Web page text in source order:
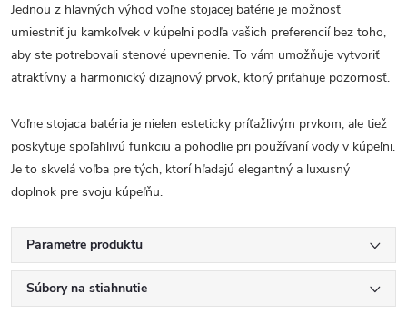
Jednou z hlavných výhod voľne stojacej batérie je možnosť
umiestniť ju kamkoľvek v kúpeľni podľa vašich preferencií bez toho,
aby ste potrebovali stenové upevnenie. To vám umožňuje vytvoriť
atraktívny a harmonický dizajnový prvok, ktorý priťahuje pozornosť.
Voľne stojaca batéria je nielen esteticky príťažlivým prvkom, ale tiež
poskytuje spoľahlivú funkciu a pohodlie pri používaní vody v kúpeľni.
Je to skvelá voľba pre tých, ktorí hľadajú elegantný a luxusný
doplnok pre svoju kúpeľňu.
Parametre produktu
Súbory na stiahnutie